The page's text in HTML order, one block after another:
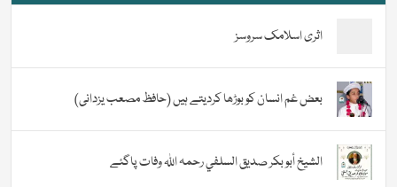
اثری اسلامک سروسز
بعض غم انسان کو بوڑھا کردیتے ہیں (حافظ مصعب یزدانی)
الشيخ أبو بكر صديق السلفي رحمہ اللہ وفات پاگئے